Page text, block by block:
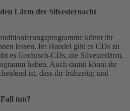
Lärm der Silvesternacht
könnt ihr
lassen. Im Handel gibt es CDs zu
es Geräusch-CDs, die Silvesterlärm,
haben. Auch damit könnt ihr
ist, dass ihr frühzeitig und
tun?